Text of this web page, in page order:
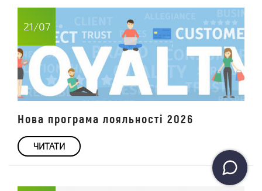
21/07
Нова програма лояльності 2026
ЧИТАТИ